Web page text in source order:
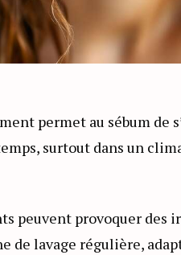
permet au sébum de
surtout dans un
peuvent provoquer
lavage régulière,